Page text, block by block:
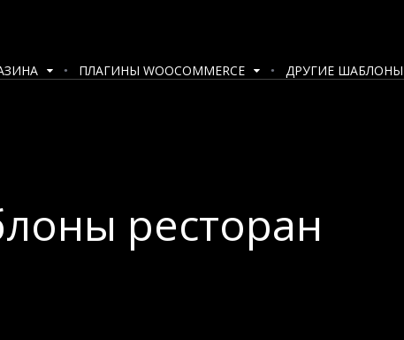
ПЛАГИНЫ WOOCOMMERCE ДРУГИЕ ШАБЛОНЫ
ресторан